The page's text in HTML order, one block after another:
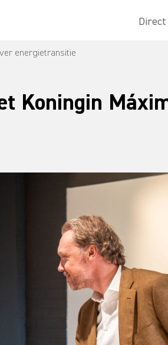
Direct
energietransitie
Koningin